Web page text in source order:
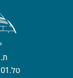
ת.ד. 1076
טל.02-6284101